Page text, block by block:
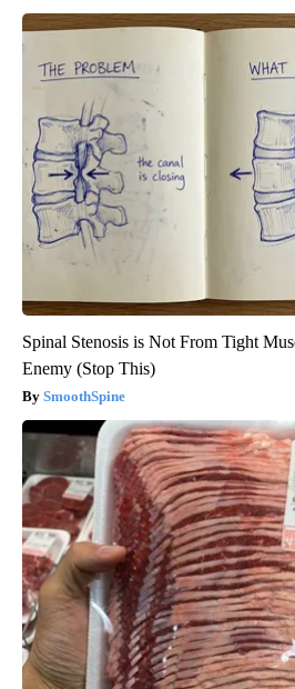
Spinal Stenosis is Not From Tight
Enemy (Stop This)
SmoothSpine